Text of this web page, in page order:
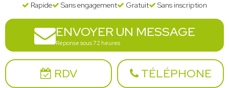
Rapide Sans engagement Gratuit Sans inscription
ENVOYER UN MESSAGE
Réponse sous 72 heures
RDV TÉLÉPHONE